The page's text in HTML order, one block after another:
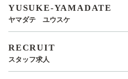
YUSUKE-YAMADATE
ヤマダテ ユウスケ
RECRUIT
スタッフ求人